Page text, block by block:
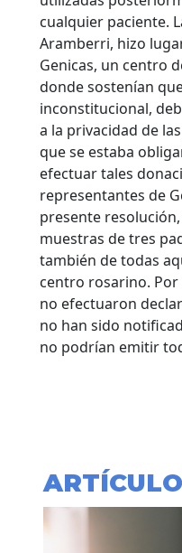
cualquier paciente.
Aramberri, hizo
Genicas, un centro
donde sostenían
inconstitucional,
a la privacidad de
que se estaba
efectuar tales
representantes de
presente
muestras de tres
también de todas
centro rosarino. Por
no efectuaron
no han sido
no podrían emitir